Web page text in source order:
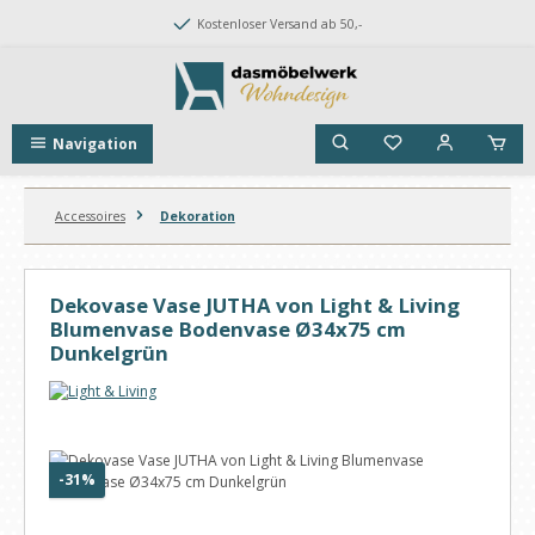
Zum Hauptinhalt springenKostenloser Versand ab 50,-
Navigation
Accessoires Dekoration
Dekovase Vase JUTHA von Light & Living
Blumenvase Bodenvase Ø34x75 cm
Dunkelgrün
Bildergalerie überspringen
-31% Rabatt